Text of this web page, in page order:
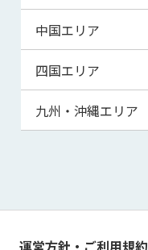
秋田県
山形県
千葉県
茨城県
群馬県
福井県
山梨県
長野県
静岡県
三重県
滋賀県
京都府
大阪府
兵庫県
和歌山県
中国エリア
鳥取県
島根県
山口県
四国エリア
徳島県
高知県
九州・沖縄エリア
運営方針・ご利用規約